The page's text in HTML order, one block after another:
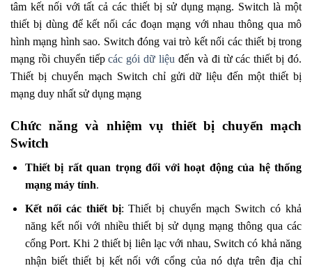
tâm kết nối với tất cả các thiết bị sử dụng mạng. Switch là một
thiết bị dùng để kết nối các đoạn mạng với nhau thông qua mô
hình mạng hình sao. Switch đóng vai trò kết nối các thiết bị trong
mạng rồi chuyển tiếpcác gói dữ liệu đến và đi từ các thiết bị đó.
Thiết bị chuyển mạch Switch chỉ gửi dữ liệu đến một thiết bị
mạng duy nhất sử dụng mạng
Chức năng và nhiệm vụ thiết bị chuyển mạch
Switch
Thiết bị rất quan trọng đối với hoạt động của hệ thống
mạng máy tính.
Kết nối các thiết bị: Thiết bị chuyển mạch Switch có khả
năng kết nối với nhiều thiết bị sử dụng mạng thông qua các
cổng Port. Khi 2 thiết bị liên lạc với nhau, Switch có khả năng
nhận biết thiết bị kết nối với cổng của nó dựa trên địa chỉ